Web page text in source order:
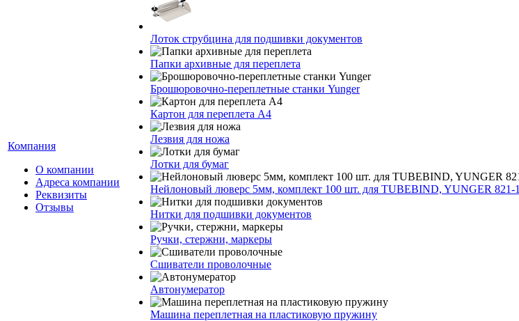
Компания
О компании
Адреса компании
Реквизиты
Отзывы
Лоток струбцина для подшивки документов
Папки архивные для переплета
Брошюровочно-переплетные станки Yunger
Картон для переплета А4
Лезвия для ножа
Лотки для бумаг
Нейлоновый люверс 5мм, комплект 100 шт. для TUBEBIND, YUNGER 821-1
Нитки для подшивки документов
Ручки, стержни, маркеры
Сшиватели проволочные
Автонумератор
Машина переплетная на пластиковую пружину